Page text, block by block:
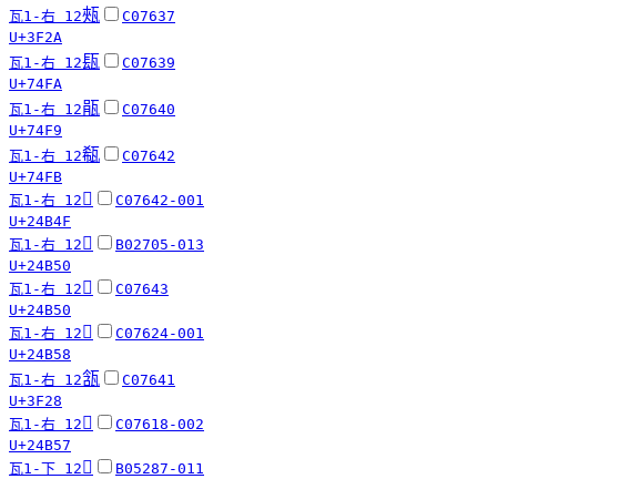
瓦1-右 12㼪
C07637
U+3F2A
瓦1-右 12瓺
C07639
U+74FA
瓦1-右 12瓹
C07640
U+74F9
瓦1-右 12瓻
C07642
U+74FB
瓦1-右 12 𤭏
C07642-001
U+24B4F
瓦1-右 12 𤭐
B02705-013
U+24B50
瓦1-右 12 𤭐
C07643
U+24B50
瓦1-右 12 𤭘
C07624-001
U+24B58
瓦1-右 12㼨
C07641
U+3F28
瓦1-右 12 𤭗
C07618-002
U+24B57
瓦1-下 12 󸹺
B05287-011